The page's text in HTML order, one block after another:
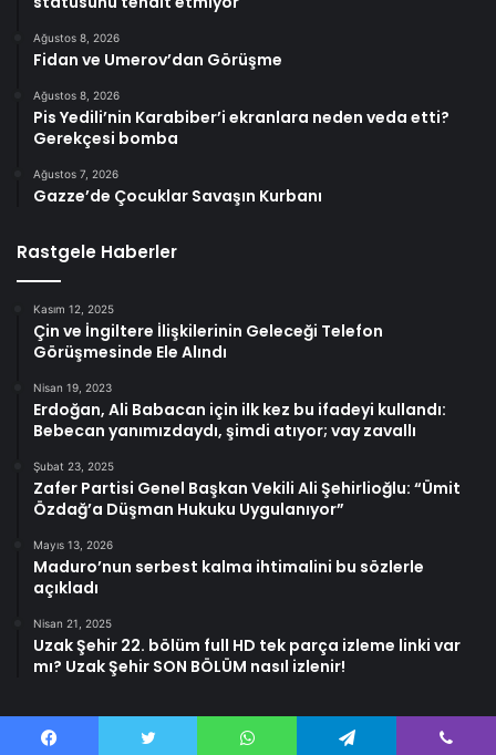
Ağustos 8, 2026
Fidan ve Umerov’dan Görüşme
Ağustos 8, 2026
Pis Yedili’nin Karabiber’i ekranlara neden veda etti?
Gerekçesi bomba
Ağustos 7, 2026
Gazze’de Çocuklar Savaşın Kurbanı
Rastgele Haberler
Kasım 12, 2025
Çin ve İngiltere İlişkilerinin Geleceği Telefon
Görüşmesinde Ele Alındı
Nisan 19, 2023
Erdoğan, Ali Babacan için ilk kez bu ifadeyi kullandı:
Bebecan yanımızdaydı, şimdi atıyor; vay zavallı
Şubat 23, 2025
Zafer Partisi Genel Başkan Vekili Ali Şehirlioğlu: “Ümit
Özdağ’a Düşman Hukuku Uygulanıyor”
Mayıs 13, 2026
Maduro’nun serbest kalma ihtimalini bu sözlerle
açıkladı
Nisan 21, 2025
Uzak Şehir 22. bölüm full HD tek parça izleme linki var
mı? Uzak Şehir SON BÖLÜM nasıl izlenir!